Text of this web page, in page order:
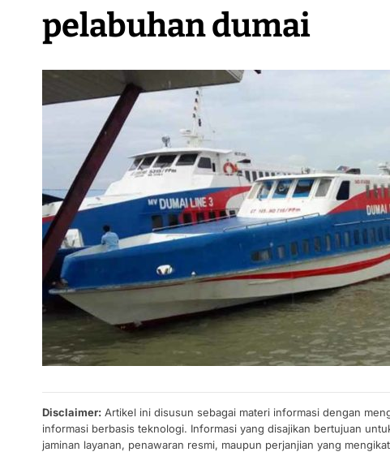
pelabuhan dumai
Disclaimer: Artikel ini disusun sebagai materi informasi dengan
informasi berbasis teknologi. Informasi yang disajikan bertujuan
jaminan layanan, penawaran resmi, maupun perjanjian yang